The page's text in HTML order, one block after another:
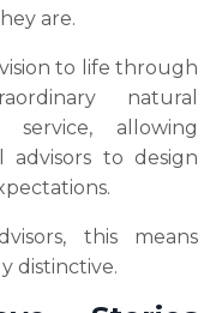
are.
to life through
natural
service, allowing
to design
this means
distinctive.